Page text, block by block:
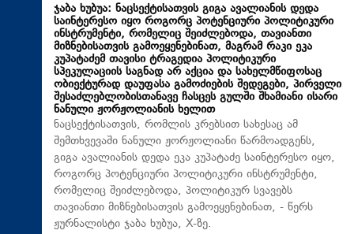
ჯაბა ხუბუა: ნაცსექტისათვის გიგა ავალიანის დედა
საინტერესო იყო როგორც პოტენციური პოლიტიკური
ინსტრუმენტი, რომელიც შეიძლებოდა, თავიანთი
მიზნებისათვის გამოეყენებინათ, მაგრამ რაკი ეკა
კუპატაძემ თავისი ტრაგედია პოლიტიკური
სპეკულაციის საგნად არ აქცია და სახელმწიფოსაც
ობიექტურად დაუფასა გამოძიების შედეგები, პირველი
შესაძლებლობისთანავე ჩასცეს გულში შხამიანი ისარი
ნანული ჟორჟოლიანის ხელით
ნაცსექტისათვის, რომლის კრებსით სახესაც ამ
შემთხვევაში ნანული ჟორჟოლიანი წარმოადგენს,
გიგა ავალიანის დედა ეკა კუპატაძე საინტერესო იყო,
როგორც პოტენციური პოლიტიკური ინსტრუმენტი,
რომელიც შეიძლებოდა, პოლიტიკურ სვავებს
თავიანთი მიზნებისათვის გამოეყენებინათ, - წერს
ჟურნალისტი ჯაბა ხუბუა, X-ზე.